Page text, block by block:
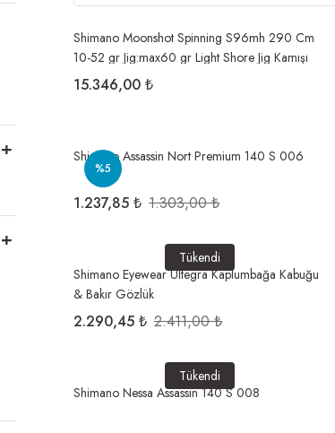
Shimano Moonshot Spinning S96mh 290 Cm
10-52 gr Jig:max60 gr Light Shore Jig Kamışı
15.346,00 ₺
%5
Shimano Assassin Nort Premium 140 S 006
1.237,85 ₺ 1.303,00 ₺
Tükendi
Shimano Eyewear Ultegra Kaplumbağa Kabuğu
& Bakır Gözlük
2.290,45 ₺ 2.411,00 ₺
Tükendi
Shimano Nessa Assassin 140 S 008